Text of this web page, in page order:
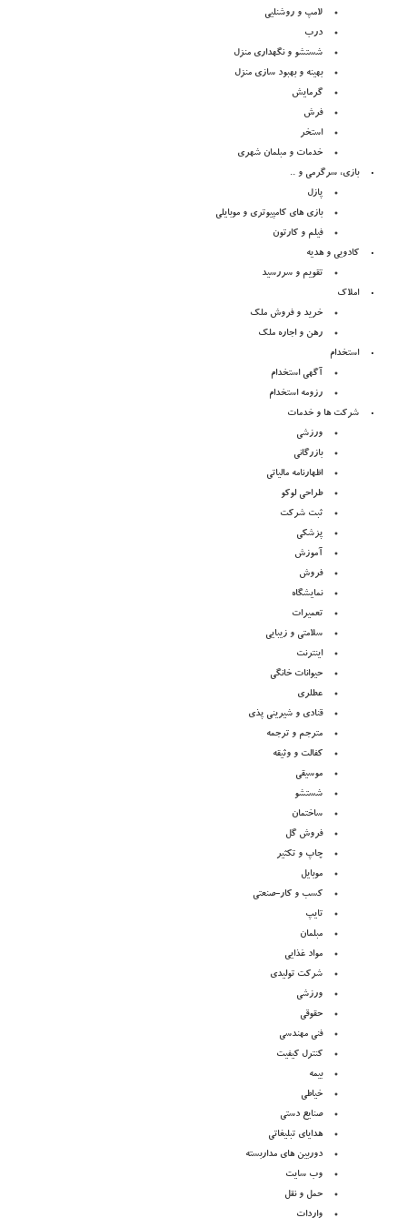
لامپ و روشنلیی
درب
شستشو و نگهداری منزل
بهینه و بهبود سازی منزل
گرمایش
فرش
استخر
خدمات و مبلمان شهری
بازی، سرگرمی و ..
پازل
بازی های کامپیوتری و موبایلی
فیلم و کارتون
کادویی و هدیه
تقویم و سررسید
املاک
خرید و فروش ملک
رهن و اجاره ملک
استخدام
آگهی استخدام
رزومه استخدام
شرکت ها و خدمات
ورزشی
بازرگانی
اظهارنامه مالیاتی
طراحی لوکو
ثبت شرکت
پزشکی
آموزش
فروش
نمایشگاه
تعمیرات
سلامتی و زیبایی
اینترنت
حیوانات خانگی
عطلری
قنادی و شیرینی پذی
مترجم و ترجمه
کفالت و وثیقه
موسیقی
شستشو
ساختمان
فروش گل
چاپ و تکثیر
موبایل
کسب و کار-صنعتی
تایپ
مبلمان
مواد غذایی
شرکت تولیدی
ورزشی
حقوقی
فنی مهندسی
کنترل کیفیت
بیمه
خیاطی
صنایع دستی
هدایای تبلیغاتی
دوربین های مداربسته
وب سایت
حمل و نقل
واردات